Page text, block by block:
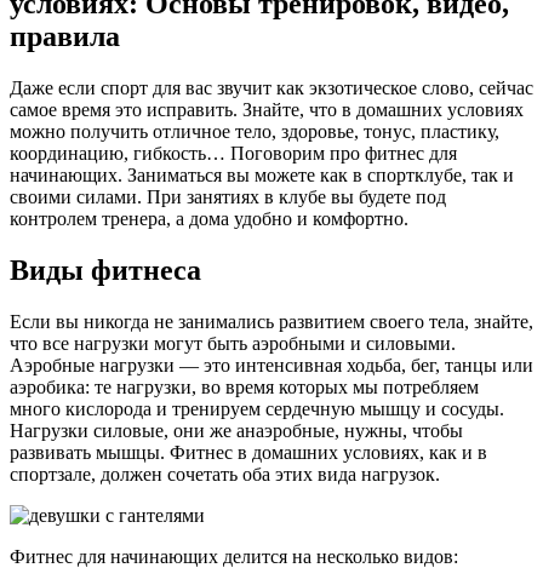
правила
Даже если спорт для вас звучит как экзотическое слово, сейчас
самое время это исправить. Знайте, что в домашних условиях
можно получить отличное тело, здоровье, тонус, пластику,
координацию, гибкость… Поговорим про фитнес для
начинающих. Заниматься вы можете как в спортклубе, так и
своими силами. При занятиях в клубе вы будете под
контролем тренера, а дома удобно и комфортно.
Виды фитнеса
Если вы никогда не занимались развитием своего тела, знайте,
что все нагрузки могут быть аэробными и силовыми.
Аэробные нагрузки — это интенсивная ходьба, бег, танцы или
аэробика: те нагрузки, во время которых мы потребляем
много кислорода и тренируем сердечную мышцу и сосуды.
Нагрузки силовые, они же анаэробные, нужны, чтобы
развивать мышцы. Фитнес в домашних условиях, как и в
спортзале, должен сочетать оба этих вида нагрузок.
Фитнес для начинающих делится на несколько видов: